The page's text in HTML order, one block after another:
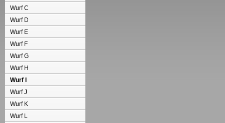
Wurf C
Wurf D
Wurf E
Wurf F
Wurf G
Wurf H
Wurf I
Wurf J
Wurf K
Wurf L